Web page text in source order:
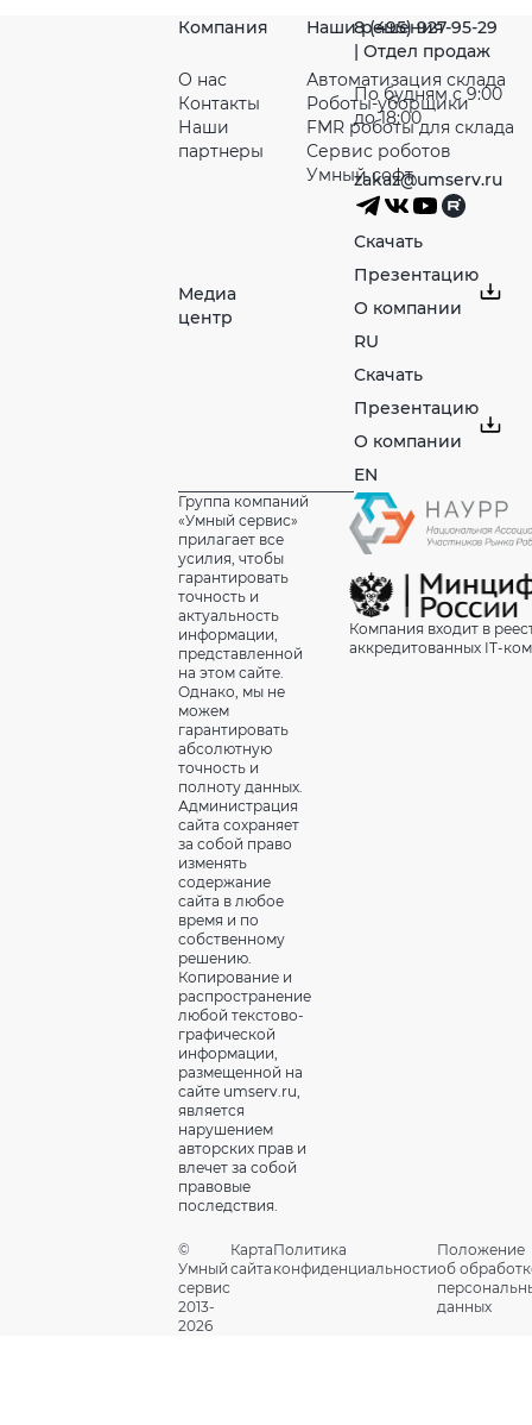
Компания
О нас
Контакты
Наши
партнeры
Медиа
центр
Наши решения
Автоматизация склада
Роботы-уборщики
FMR роботы для склада
Сервис роботов
Умный софт
8 (495) 927-95-29
| Отдел продаж
По будням с 9:00
до 18:00
zakaz@umserv.ru
Скачать
Презентацию
О компании
RU
Скачать
Презентацию
О компании
EN
Группа компаний
«Умный сервис»
прилагает все
усилия, чтобы
гарантировать
точность и
актуальность
информации,
представленной
на этом сайте.
Однако, мы не
можем
гарантировать
абсолютную
точность и
полноту данных.
Администрация
сайта сохраняет
за собой право
изменять
содержание
сайта в любое
время и по
собственному
решению.
Копирование и
распространение
любой текстово-
графической
информации,
размещенной на
сайте umserv.ru,
является
нарушением
авторских прав и
влечет за собой
правовые
последствия.
Компания входит в
аккредитованных IT-
©
Умный
сервис
2013-
2026
Карта
сайта
Политика
конфиденциальности
Положение
об
данных